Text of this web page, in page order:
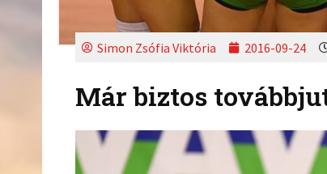
Simon Zsófia Viktória 2016-09-24
Már biztos